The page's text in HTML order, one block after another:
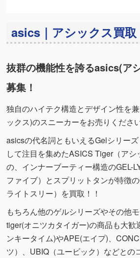
asics｜アシックス買取
抜群の機能性を誇るasics(ア
募集！
独自のハイテク構造とデザイン性を
ックス)のスニーカーをお売りくださ
asicsの代名詞ともいえるGelシリー
して注目を集めたASICS Tiger（アシ
の、インナーブーティー構造のGEL-
ファイブ）とスプリットタンが特徴
ライトスリー）を買取！！
もちろん他のゲルシリーズやその他
tiger(オニツカタイガー)の商品も大歓
ンキータイム)やAPE(エイプ)、
ツ）、UBIQ（ユービック）などとの